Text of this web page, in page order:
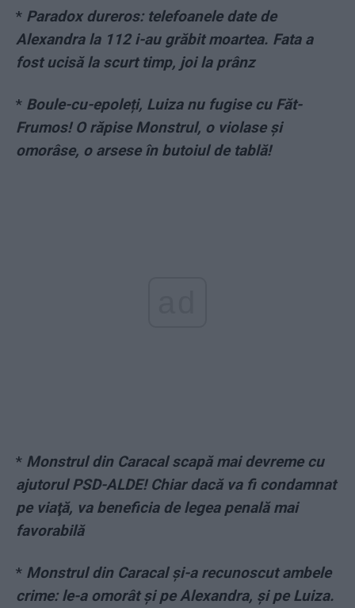
* Paradox dureros: telefoanele date de
Alexandra la 112 i-au grăbit moartea. Fata a
fost ucisă la scurt timp, joi la prânz
* Boule-cu-epoleți, Luiza nu fugise cu Făt-
Frumos! O răpise Monstrul, o violase și
omorâse, o arsese în butoiul de tablă!
* Monstrul din Caracal scapă mai devreme cu
ajutorul PSD-ALDE! Chiar dacă va fi condamnat
pe viaţă, va beneficia de legea penală mai
favorabilă
* Monstrul din Caracal și-a recunoscut ambele
crime: le-a omorât și pe Alexandra, și pe Luiza.